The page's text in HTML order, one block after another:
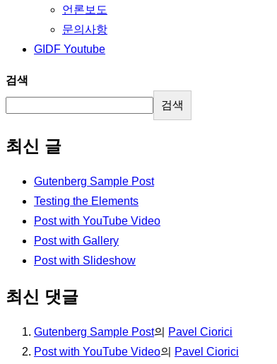
언론보도
문의사항
GIDF Youtube
검색
검색
최신 글
Gutenberg Sample Post
Testing the Elements
Post with YouTube Video
Post with Gallery
Post with Slideshow
최신 댓글
Gutenberg Sample Post의 Pavel Ciorici
Post with YouTube Video의 Pavel Ciorici